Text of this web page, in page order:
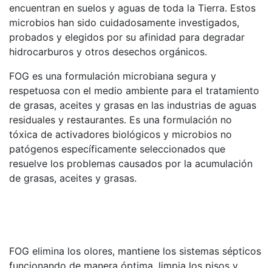
encuentran en suelos y aguas de toda la Tierra. Estos
microbios han sido cuidadosamente investigados,
probados y elegidos por su afinidad para degradar
hidrocarburos y otros desechos orgánicos.
FOG es una formulación microbiana segura y
respetuosa con el medio ambiente para el tratamiento
de grasas, aceites y grasas en las industrias de aguas
residuales y restaurantes. Es una formulación no
tóxica de activadores biológicos y microbios no
patógenos específicamente seleccionados que
resuelve los problemas causados ​​por la acumulación
de grasas, aceites y grasas.
FOG elimina los olores, mantiene los sistemas sépticos
funcionando de manera óptima, limpia los pisos y